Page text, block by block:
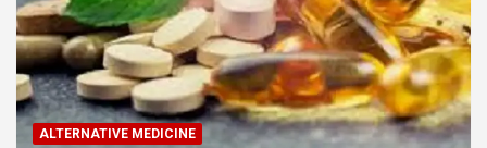
ALTERNATIVE MEDICINE